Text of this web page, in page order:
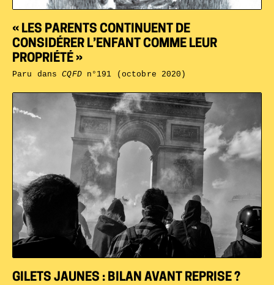
GILETS JAUNES : BILAN AVANT REPRISE ?
« LES PARENTS CONTINUENT DE
CONSIDÉRER L’ENFANT COMME LEUR
PROPRIÉTÉ »
Paru dansCQFDn°191 (octobre 2020)